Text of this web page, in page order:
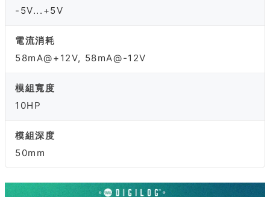
-5V...+5V
電流消耗
58mA@+12V, 58mA@-12V
模組寬度
10HP
模組深度
50mm